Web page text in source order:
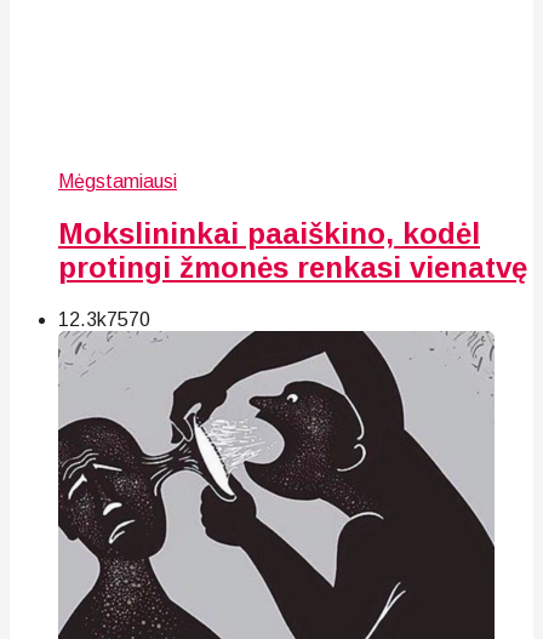
Mėgstamiausi
Mokslininkai paaiškino, kodėl
protingi žmonės renkasi vienatvę
12.3k7570